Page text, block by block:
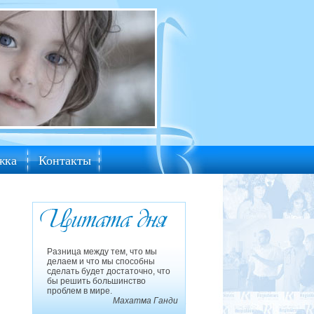
Контакты
Разница между тем, что мы
делаем и что мы способны
сделать будет достаточно, что
бы решить большинство
проблем в мире.
Махатма Ганди